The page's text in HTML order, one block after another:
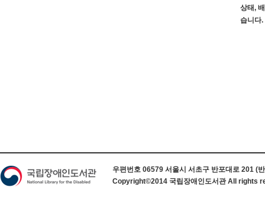
상태,
습니다.
우편번호 06579 서울시 서초구 반포대로 201 (
Copyright©2014 국립장애인도서관 All rights